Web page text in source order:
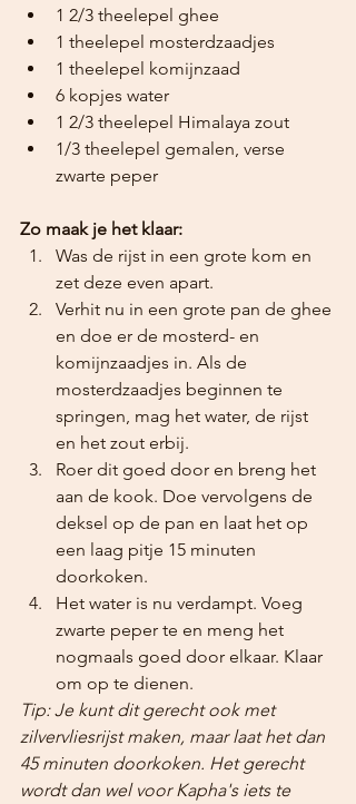
1 2/3 theelepel ghee
1 theelepel mosterdzaadjes
1 theelepel komijnzaad
6 kopjes water
1 2/3 theelepel Himalaya zout
1/3 theelepel gemalen, verse
zwarte peper
Zo maak je het klaar:
Was de rijst in een grote kom en
zet deze even apart.
Verhit nu in een grote pan de ghee
en doe er de mosterd- en
komijnzaadjes in. Als de
mosterdzaadjes beginnen te
springen, mag het water, de rijst
en het zout erbij.
Roer dit goed door en breng het
aan de kook. Doe vervolgens de
deksel op de pan en laat het op
een laag pitje 15 minuten
doorkoken.
Het water is nu verdampt. Voeg
zwarte peper te en meng het
nogmaals goed door elkaar. Klaar
om op te dienen.
Tip: Je kunt dit gerecht ook met
zilvervliesrijst maken, maar laat het dan
45 minuten doorkoken. Het gerecht
wordt dan wel voor Kapha's iets te